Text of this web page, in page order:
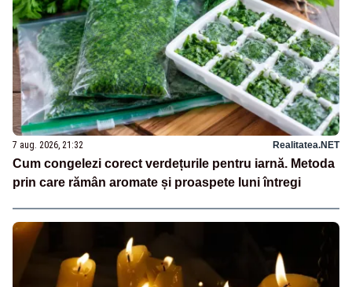
7 aug. 2026, 21:32 Realitatea.NET
Cum congelezi corect verdețurile pentru iarnă. Metoda
prin care rămân aromate și proaspete luni întregi